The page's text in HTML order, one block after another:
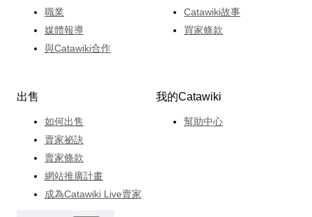
職業
媒體報導
與Catawiki合作
Catawiki故事
買家條款
出售
如何出售
賣家祕訣
賣家條款
網站推廣計畫
成為Catawiki Live賣家
我的Catawiki
幫助中心